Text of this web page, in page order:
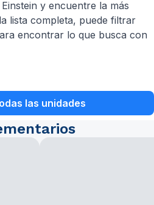
y encuentre la más
lista completa, puede filtrar
encontrar lo que busca con
las unidades